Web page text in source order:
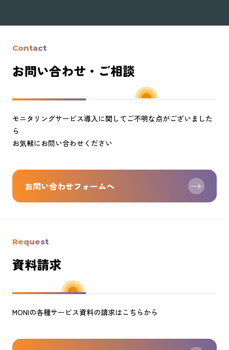
Contact
お問い合わせ・ご相談
モニタリングサービス導入に関してご不明な点がございました
ら
お気軽にお問い合わせください
お問い合わせフォームへ
Request
資料請求
MONIの各種サービス資料の請求はこちらから